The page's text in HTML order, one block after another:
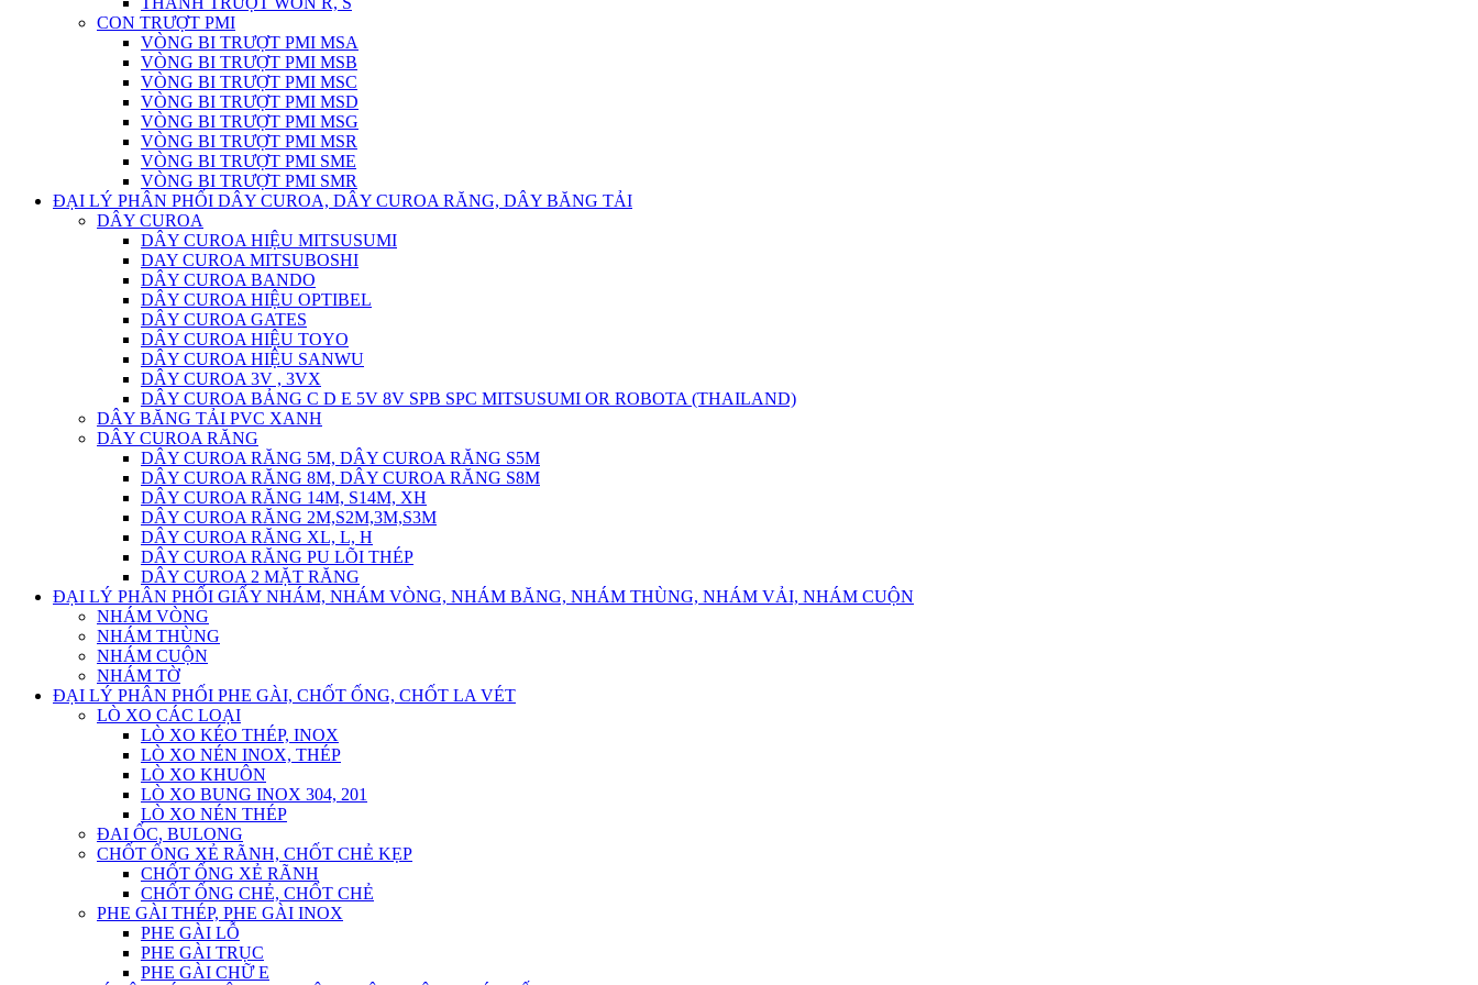
CON TRƯỢT PMI
VÒNG BI TRƯỢT PMI MSA
VÒNG BI TRƯỢT PMI MSB
VÒNG BI TRƯỢT PMI MSC
VÒNG BI TRƯỢT PMI MSD
VÒNG BI TRƯỢT PMI MSG
VÒNG BI TRƯỢT PMI MSR
VÒNG BI TRƯỢT PMI SME
VÒNG BI TRƯỢT PMI SMR
ĐẠI LÝ PHÂN PHỐI DÂY CUROA, DÂY CUROA RĂNG, DÂY BĂNG TẢI
DÂY CUROA
DÂY CUROA HIỆU MITSUSUMI
DAY CUROA MITSUBOSHI
DÂY CUROA BANDO
DÂY CUROA HIỆU OPTIBEL
DÂY CUROA GATES
DÂY CUROA HIỆU TOYO
DÂY CUROA HIỆU SANWU
DÂY CUROA 3V , 3VX
DÂY CUROA BẢNG C D E 5V 8V SPB SPC MITSUSUMI OR ROBOTA (THAILAND)
DÂY BĂNG TẢI PVC XANH
DÂY CUROA RĂNG
DÂY CUROA RĂNG 5M, DÂY CUROA RĂNG S5M
DÂY CUROA RĂNG 8M, DÂY CUROA RĂNG S8M
DÂY CUROA RĂNG 14M, S14M, XH
DÂY CUROA RĂNG 2M,S2M,3M,S3M
DÂY CUROA RĂNG XL, L, H
DÂY CUROA RĂNG PU LÕI THÉP
DÂY CUROA 2 MẶT RĂNG
ĐẠI LÝ PHÂN PHỐI GIẤY NHÁM, NHÁM VÒNG, NHÁM BĂNG, NHÁM THÙNG, NHÁM VẢI, NHÁM CUỘN
NHÁM VÒNG
NHÁM THÙNG
NHÁM CUỘN
NHÁM TỜ
ĐẠI LÝ PHÂN PHỐI PHE GÀI, CHỐT ỐNG, CHỐT LA VÉT
LÒ XO CÁC LOẠI
LÒ XO KÉO THÉP, INOX
LÒ XO NÉN INOX, THÉP
LÒ XO KHUÔN
LÒ XO BUNG INOX 304, 201
LÒ XO NÉN THÉP
ĐAI ỐC, BULONG
CHỐT ỐNG XẺ RÃNH, CHỐT CHẺ KẸP
CHỐT ỐNG XẺ RÃNH
CHỐT ỐNG CHẺ, CHỐT CHẺ
PHE GÀI THÉP, PHE GÀI INOX
PHE GÀI LỖ
PHE GÀI TRỤC
PHE GÀI CHỮ E